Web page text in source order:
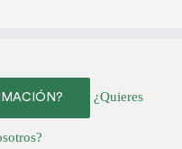
¿Quieres